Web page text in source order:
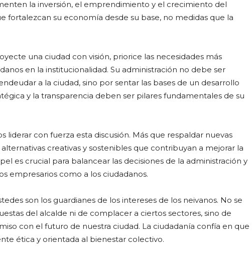
la inversión, el emprendimiento y el crecimiento del
fortalezcan su economía desde su base, no medidas que la
una ciudad con visión, priorice las necesidades más
en la institucionalidad. Su administración no debe ser
a la ciudad, sino por sentar las bases de un desarrollo
y la transparencia deben ser pilares fundamentales de su
liderar con fuerza esta discusión. Más que respaldar nuevas
creativas y sostenibles que contribuyan a mejorar la
es crucial para balancear las decisiones de la administración y
empresarios como a los ciudadanos.
son los guardianes de los intereses de los neivanos. No se
del alcalde ni de complacer a ciertos sectores, sino de
con el futuro de nuestra ciudad. La ciudadanía confía en que
ética y orientada al bienestar colectivo.